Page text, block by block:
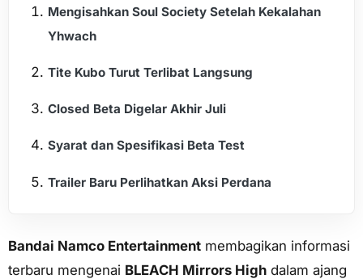
Mengisahkan Soul Society Setelah Kekalahan
Yhwach
Tite Kubo Turut Terlibat Langsung
Closed Beta Digelar Akhir Juli
Syarat dan Spesifikasi Beta Test
Trailer Baru Perlihatkan Aksi Perdana
Bandai Namco Entertainment membagikan informasi
terbaru mengenai BLEACH Mirrors High dalam ajang